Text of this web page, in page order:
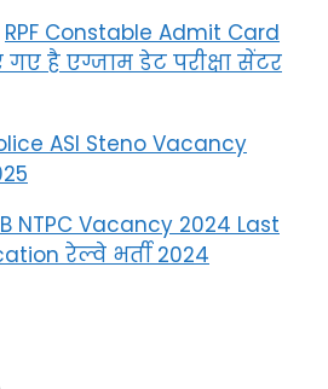
RPF Constable Admit Card
गए है एग्जाम डेट परीक्षा सेंटर
ASI Steno Vacancy
NTPC Vacancy 2024 Last
रेल्वे भर्ती 2024